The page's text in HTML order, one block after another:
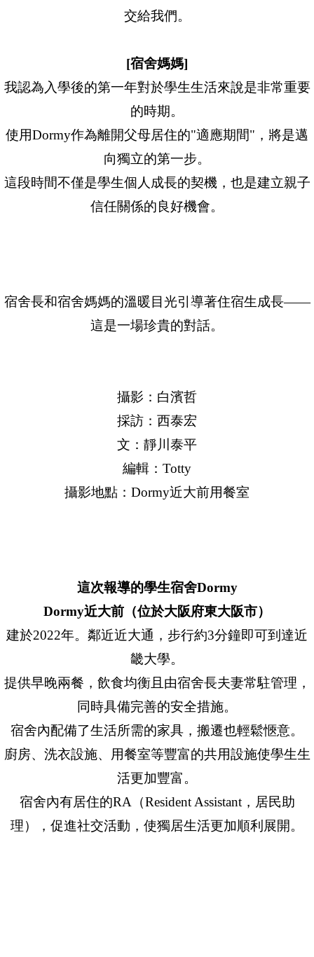
交給我們。
[宿舍媽媽]
我認為入學後的第一年對於學生生活來說是非常重要
的時期。
使用Dormy作為離開父母居住的"適應期間"，將是邁
向獨立的第一步。
這段時間不僅是學生個人成長的契機，也是建立親子
信任關係的良好機會。
宿舍長和宿舍媽媽的溫暖目光引導著住宿生成長——
這是一場珍貴的對話。
攝影：白濱哲
採訪：西泰宏
文：靜川泰平
編輯：Totty
攝影地點：Dormy近大前用餐室
這次報導的學生宿舍Dormy
Dormy近大前（位於大阪府東大阪市）
建於2022年。鄰近近大通，步行約3分鐘即可到達近
畿大學。
提供早晚兩餐，飲食均衡且由宿舍長夫妻常駐管理，
同時具備完善的安全措施。
宿舍內配備了生活所需的家具，搬遷也輕鬆愜意。
廚房、洗衣設施、用餐室等豐富的共用設施使學生生
活更加豐富。
宿舍內有居住的RA（Resident Assistant，居民助
理），促進社交活動，使獨居生活更加順利展開。